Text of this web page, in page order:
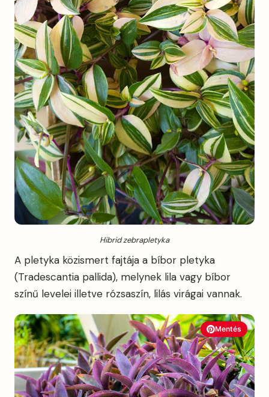
Hibrid zebrapletyka
A pletyka közismert fajtája a bíbor pletyka
(Tradescantia pallida), melynek lila vagy bíbor
színű levelei illetve rózsaszín, lilás virágai vannak.
Mentés